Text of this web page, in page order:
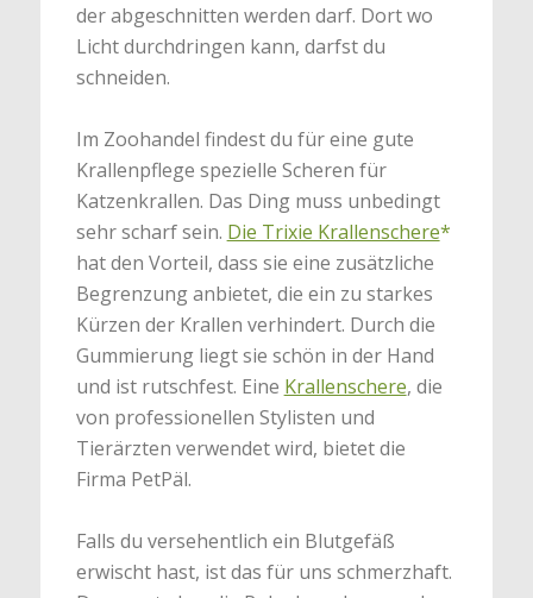
der abgeschnitten werden darf. Dort wo
Licht durchdringen kann, darfst du
schneiden.
Im Zoohandel findest du für eine gute
Krallenpflege spezielle Scheren für
Katzenkrallen. Das Ding muss unbedingt
sehr scharf sein. Die Trixie Krallenschere*
hat den Vorteil, dass sie eine zusätzliche
Begrenzung anbietet, die ein zu starkes
Kürzen der Krallen verhindert. Durch die
Gummierung liegt sie schön in der Hand
und ist rutschfest. Eine Krallenschere, die
von professionellen Stylisten und
Tierärzten verwendet wird, bietet die
Firma PetPäl.
Falls du versehentlich ein Blutgefäß
erwischt hast, ist das für uns schmerzhaft.